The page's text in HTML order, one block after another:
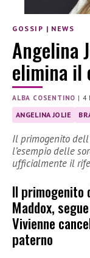
GOSSIP | NEWS
Angelina
elimina il
ALBA COSENTINO | 4
ANGELINA JOLIE
Il primogenito
l’esempio delle
ufficialmente il
Il primogenito
Maddox,
Vivienne
paterno